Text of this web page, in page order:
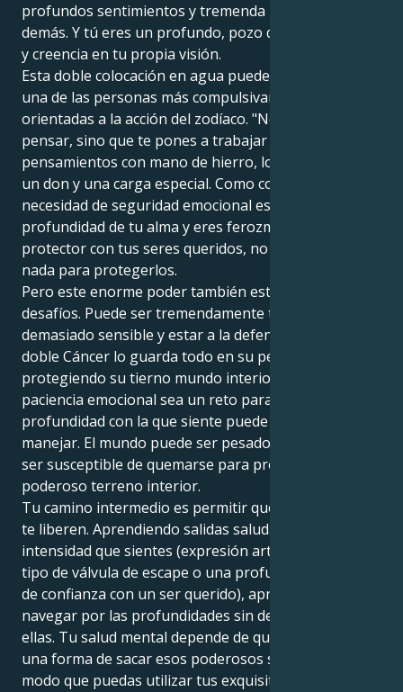
profundos sentimientos y tremenda lealtad hacia los
demás. Y tú eres un profundo, pozo de sentimientos
y creencia en tu propia visión.
Esta doble colocación en agua puede convertirte en
una de las personas más compulsivamente
orientadas a la acción del zodíaco. "No te limitas a
pensar, sino que te pones a trabajar aplicando esos
pensamientos con mano de hierro, lo que puede ser
un don y una carga especial. Como contrapunto a tu
necesidad de seguridad emocional está la
profundidad de tu alma y eres ferozmente leal y
protector con tus seres queridos, no te detienes ante
nada para protegerlos.
Pero este enorme poder también está plagado de
desafíos. Puede ser tremendamente temperamental,
demasiado sensible y estar a la defensiva, ya que el
doble Cáncer lo guarda todo en su pecho,
protegiendo su tierno mundo interior. Puede que la
paciencia emocional sea un reto para usted, ya que la
profundidad con la que siente puede ser difícil de
manejar. El mundo puede ser pesado, y usted puede
ser susceptible de quemarse para proteger su
poderoso terreno interior.
Tu camino intermedio es permitir que tus emociones
te liberen. Aprendiendo salidas saludables para la
intensidad que sientes (expresión artística, algún
tipo de válvula de escape o una profunda conexión
de confianza con un ser querido), aprendes a
navegar por las profundidades sin dejarte tragar por
ellas. Tu salud mental depende de que encuentres
una forma de sacar esos poderosos sentimientos, de
modo que puedas utilizar tus exquisitos dones para